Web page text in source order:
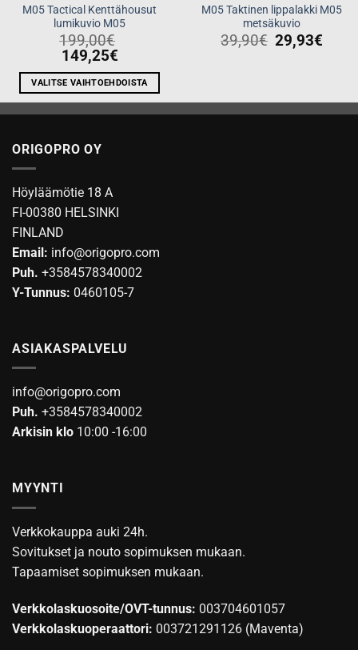
M05 Tactical Kenttähousut
lumikuvio M05
199,00€
149,25€
VALITSE VAIHTOEHDOISTA
Tällä
tuotteella
useampi
Voit
valinnat
sivulla.
M05 Taktinen lippalakki M05
metsäkuvio
39,90€ 29,93€
ORIGOPRO OY
Höyläämötie 18 A
FI-00380 HELSINKI
FINLAND
Email: info@origopro.com
Puh. +3584578340002
Y-Tunnus: 0460105-7
ASIAKASPALVELU
info@origopro.com
Puh. +3584578340002
Arkisin klo 10:00 -16:00
MYYNTI
Verkkokauppa auki 24h.
Sovitukset ja nouto sopimuksen mukaan.
Tapaamiset sopimuksen mukaan.
Verkkolaskuosoite/OVT-tunnus: 003704601057
Verkkolaskuoperaattori: 003721291126 (Maventa)